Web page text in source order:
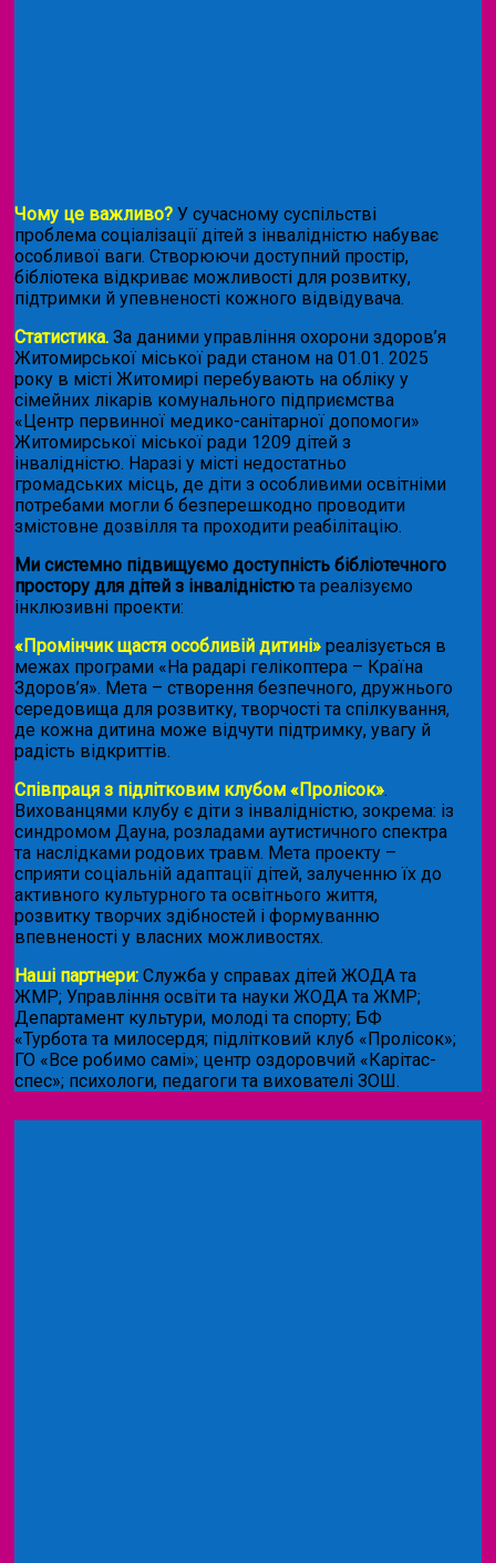
Чому це важливо? У сучасному суспільстві
проблема соціалізації дітей з інвалідністю набуває
особливої ваги. Створюючи доступний простір,
бібліотека відкриває можливості для розвитку,
підтримки й упевненості кожного відвідувача.
Статистика. За даними управління охорони здоров’я
Житомирської міської ради станом на 01.01. 2025
року в місті Житомирі перебувають на обліку у
сімейних лікарів комунального підприємства
«Центр первинної медико-санітарної допомоги»
Житомирської міської ради 1209 дітей з
інвалідністю. Наразі у місті недостатньо
громадських місць, де діти з особливими освітніми
потребами могли б безперешкодно проводити
змістовне дозвілля та проходити реабілітацію.
Ми системно підвищуємо доступність бібліотечного
простору для дітей з інвалідністю та реалізуємо
інклюзивні проекти:
«Промінчик щастя особливій дитині» реалізується в
межах програми «На радарі гелікоптера – Країна
Здоров’я». Мета – створення безпечного, дружнього
середовища для розвитку, творчості та спілкування,
де кожна дитина може відчути підтримку, увагу й
радість відкриттів.
Співпраця з підлітковим клубом «Пролісок».
Вихованцями клубу є діти з інвалідністю, зокрема: із
синдромом Дауна, розладами аутистичного спектра
та наслідками родових травм. Мета проекту –
сприяти соціальній адаптації дітей, залученню їх до
активного культурного та освітнього життя,
розвитку творчих здібностей і формуванню
впевненості у власних можливостях.
Наші партнери: Служба у справах дітей ЖОДА та
ЖМР; Управління освіти та науки ЖОДА та ЖМР;
Департамент культури, молоді та спорту; БФ
«Турбота та милосердя; підлітковий клуб «Пролісок»;
ГО «Все робимо самі»; центр оздоровчий «Карітас-
спес»; психологи, педагоги та вихователі ЗОШ.